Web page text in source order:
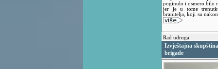
poginulo i osmero bilo
jer je u tome
branitelja, koji su
Rad udruga
Izvještajna
brigade